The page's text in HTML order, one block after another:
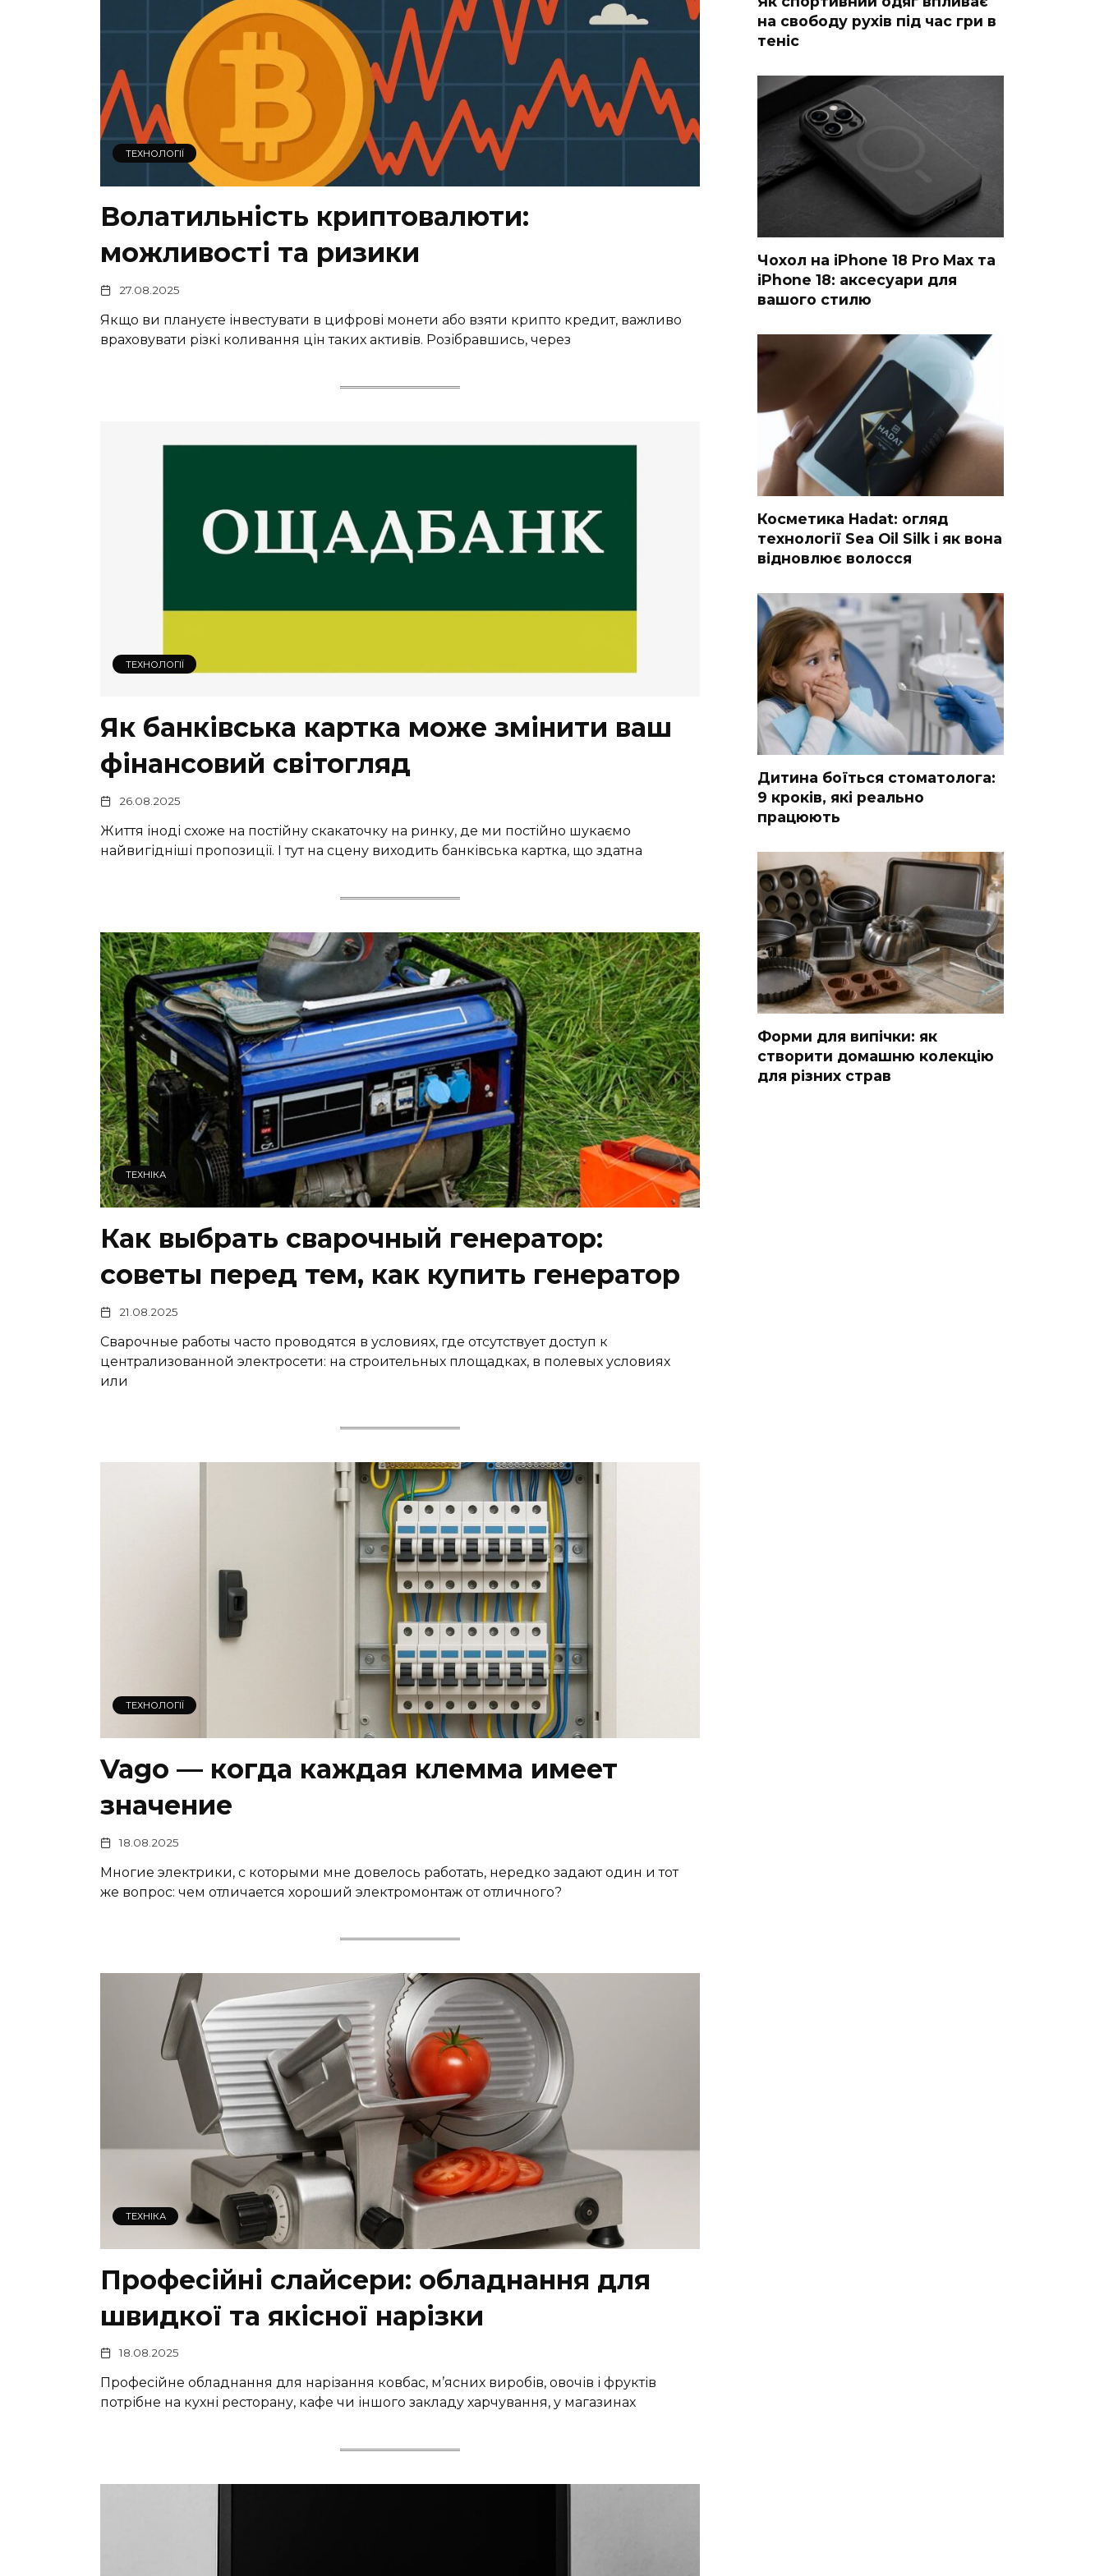
ТЕХНОЛОГІЇ
Волатильність криптовалюти:
можливості та ризики
27.08.2025
Якщо ви плануєте інвестувати в цифрові монети або взяти крипто кредит, важливо
враховувати різкі коливання цін таких активів. Розібравшись, через
ТЕХНОЛОГІЇ
Як банківська картка може змінити ваш
фінансовий світогляд
26.08.2025
Життя іноді схоже на постійну скакаточку на ринку, де ми постійно шукаємо
найвигідніші пропозиції. І тут на сцену виходить банківська картка, що здатна
ТЕХНІКА
Как выбрать сварочный генератор:
советы перед тем, как купить генератор
21.08.2025
Сварочные работы часто проводятся в условиях, где отсутствует доступ к
централизованной электросети: на строительных площадках, в полевых условиях
или
ТЕХНОЛОГІЇ
Vago — когда каждая клемма имеет
значение
18.08.2025
Многие электрики, с которыми мне довелось работать, нередко задают один и тот
же вопрос: чем отличается хороший электромонтаж от отличного?
ТЕХНІКА
Професійні слайсери: обладнання для
швидкої та якісної нарізки
18.08.2025
Професійне обладнання для нарізання ковбас, м’ясних виробів, овочів і фруктів
потрібне на кухні ресторану, кафе чи іншого закладу харчування, у магазинах
на свободу рухів під час гри в
теніс
Чохол на iPhone 18 Pro Max та
iPhone 18: аксесуари для
вашого стилю
Косметика Hadat: огляд
технології Sea Oil Silk і як вона
відновлює волосся
Дитина боїться стоматолога:
9 кроків, які реально
працюють
Форми для випічки: як
створити домашню колекцію
для різних страв